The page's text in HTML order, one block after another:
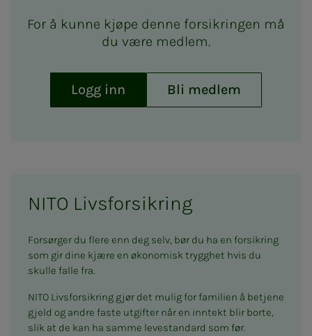
For å kunne kjøpe denne forsikringen må
du være medlem.
Logg inn Bli medlem
NITO Livsforsikring
Forsørger du flere enn deg selv, bør du ha en forsikring
som gir dine kjære en økonomisk trygghet hvis du
skulle falle fra.
NITO Livsforsikring gjør det mulig for familien å betjene
gjeld og andre faste utgifter når en inntekt blir borte,
slik at de kan ha samme levestandard som før.